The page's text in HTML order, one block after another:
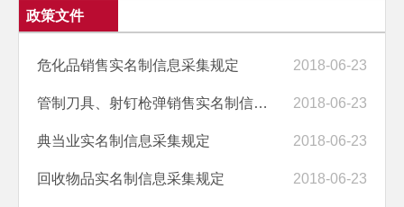
政策文件
危化品销售实名制信息采集规定 2018-06-23
管制刀具、射钉枪弹销售实名制信息采集规定 2018-06-23
典当业实名制信息采集规定 2018-06-23
回收物品实名制信息采集规定 2018-06-23